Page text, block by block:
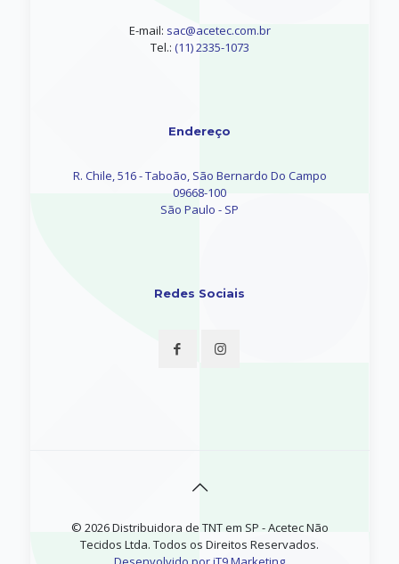
E-mail: sac@acetec.com.br
Tel.: (11) 2335-1073
Endereço
R. Chile, 516 - Taboão, São Bernardo Do Campo
09668-100
São Paulo - SP
Redes Sociais
© 2026 Distribuidora de TNT em SP - Acetec Não
Tecidos Ltda. Todos os Direitos Reservados.